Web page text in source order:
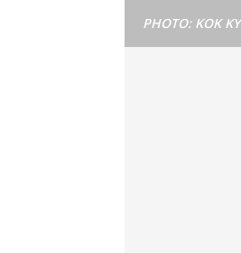
PHOTO: KOK KY